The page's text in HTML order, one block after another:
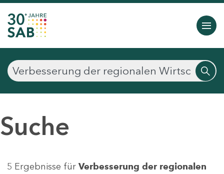
Suche
5 Ergebnisse für Verbesserung der regionalen